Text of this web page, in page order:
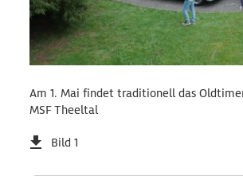
Am 1. Mai findet traditionell das
MSF Theeltal
Bild 1